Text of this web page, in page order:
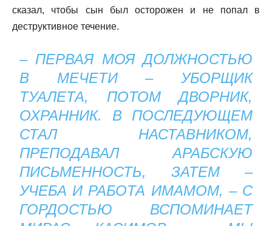
сказал, чтобы сын был осторожен и не попал в
деструктивное течение.
– ПЕРВАЯ МОЯ ДОЛЖНОСТЬЮ
В МЕЧЕТИ – УБОРЩИК
ТУАЛЕТА, ПОТОМ ДВОРНИК,
ОХРАННИК. В ПОСЛЕДУЮЩЕМ
СТАЛ НАСТАВНИКОМ,
ПРЕПОДАВАЛ АРАБСКУЮ
ПИСЬМЕННОСТЬ, ЗАТЕМ –
УЧЕБА И РАБОТА ИМАМОМ, – С
ГОРДОСТЬЮ ВСПОМИНАЕТ